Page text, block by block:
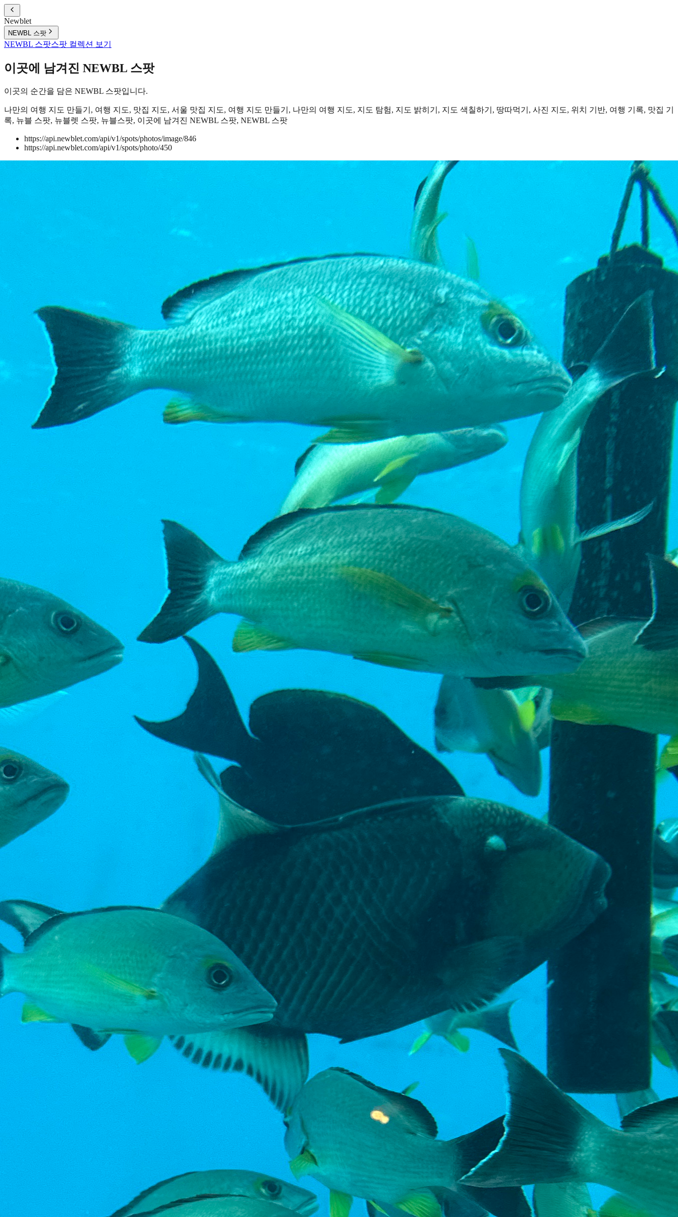
Newblet
NEWBL 스팟
NEWBL 스팟스팟 컬렉션 보기
이곳에 남겨진 NEWBL 스팟
이곳의 순간을 담은 NEWBL 스팟입니다.
나만의 여행 지도 만들기, 여행 지도, 맛집 지도, 서울 맛집 지도, 여행 지도 만들기, 나만의 여행 지도, 지도 탐험, 지도 밝히기, 지도 색칠하기, 땅따먹기, 사진 지도, 위치 기반, 여행 기록, 맛집 기
록, 뉴블 스팟, 뉴블렛 스팟, 뉴블스팟, 이곳에 남겨진 NEWBL 스팟, NEWBL 스팟
https://api.newblet.com/api/v1/spots/photos/image/846
https://api.newblet.com/api/v1/spots/photo/450